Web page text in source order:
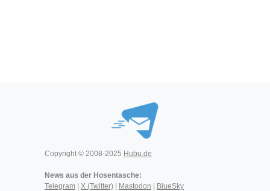
Copyright © 2008-2025 Hubu.de
News aus der Hosentasche:
Telegram
X (Twitter) Mastodon BlueSky